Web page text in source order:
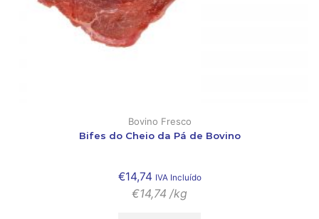
Bovino Fresco
Bifes do Cheio da Pá de Bovino
€14,74 IVA Incluído
€14,74 /kg